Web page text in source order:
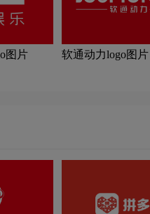
图片 软通动力logo图片